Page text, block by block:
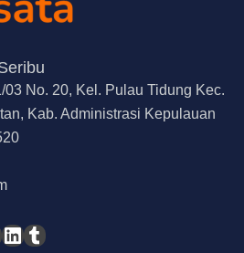
03 No. 20, Kel. Pulau Tidung Kec.
Kab. Administrasi Kepulauan
LinkedIn
Tumblr